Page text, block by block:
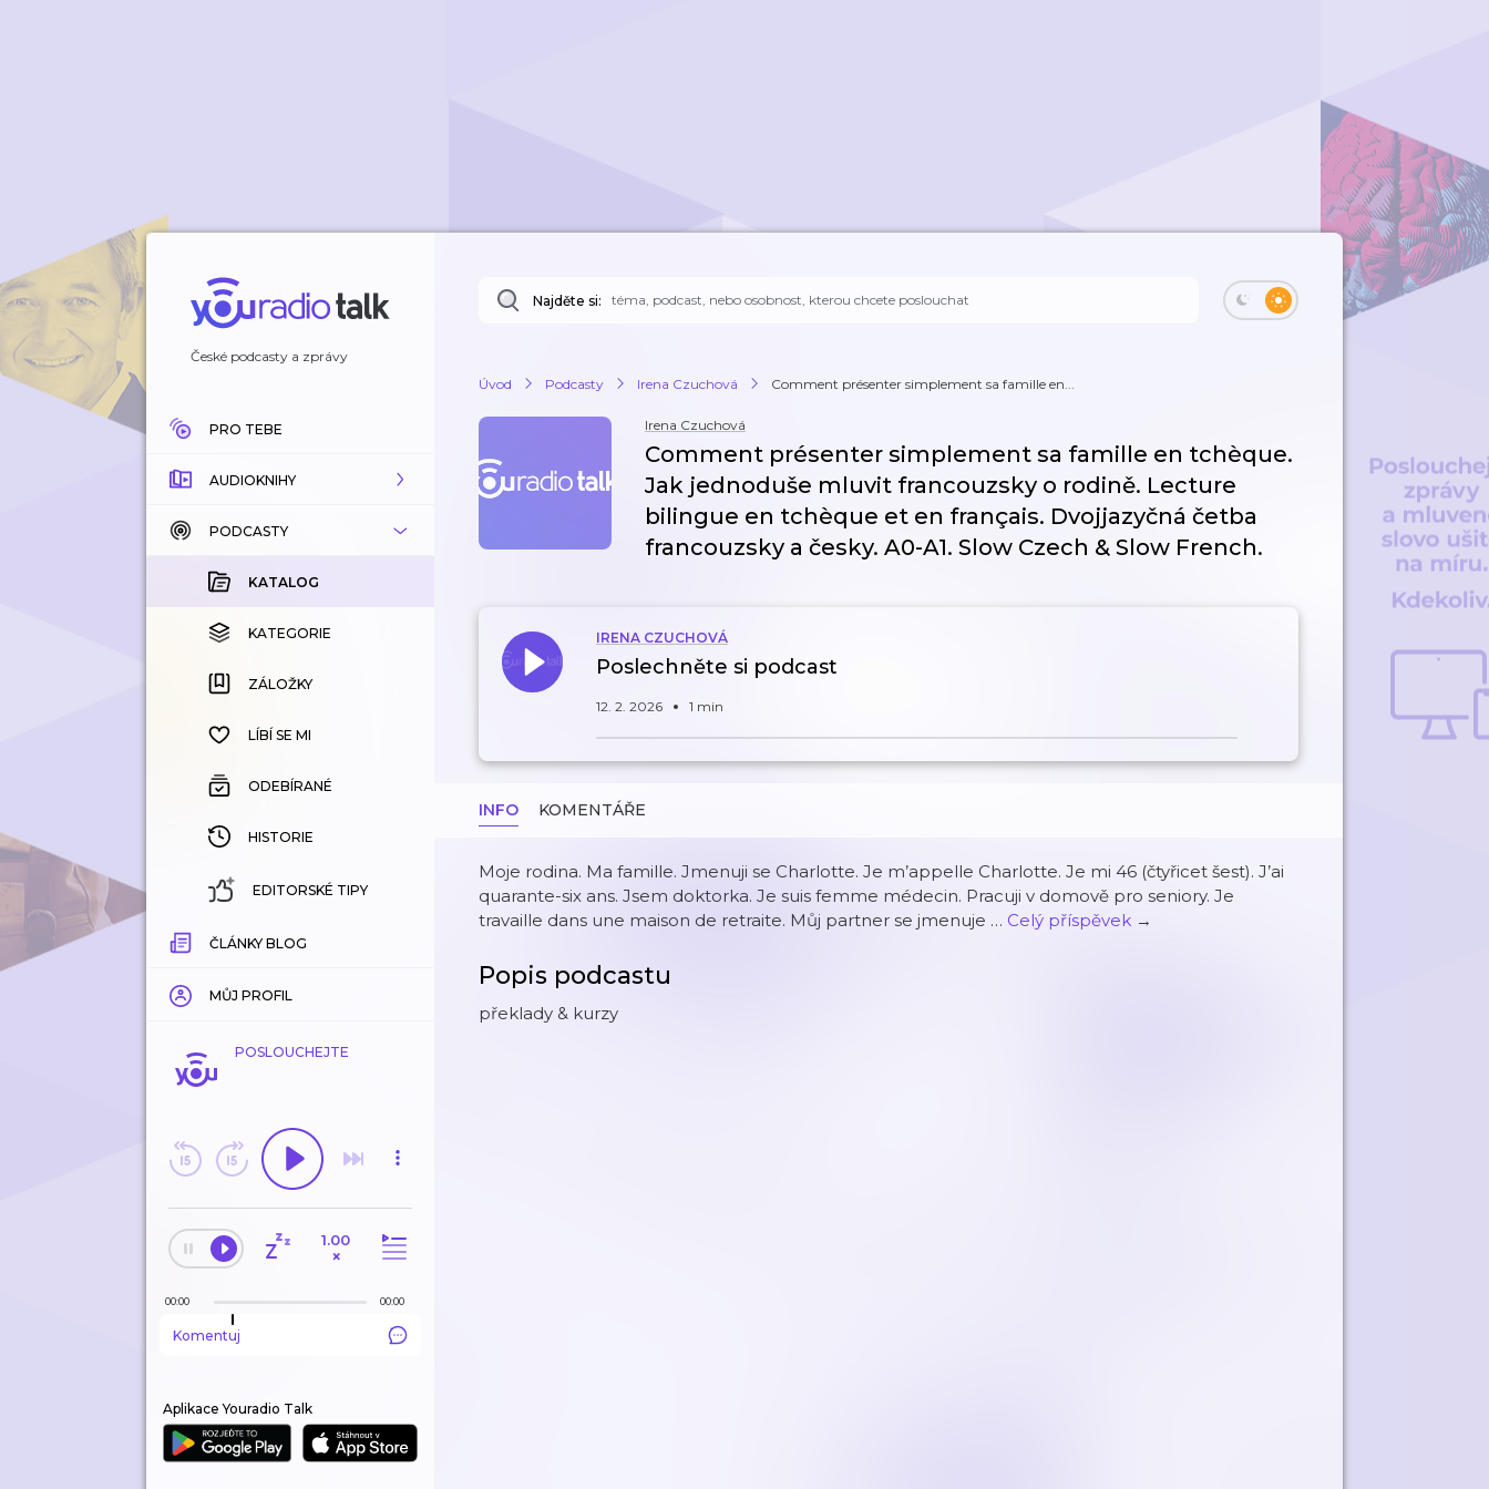
České podcasty a zprávy
PRO TEBE
AUDIOKNIHY
KATALOG
KOUPENÉ
KATEGORIE
ZÁLOŽKY
HISTORIE
PODCASTY
KATALOG
KATEGORIE
ZÁLOŽKY
LÍBÍ SE MI
ODEBÍRANÉ
HISTORIE
EDITORSKÉ TIPY
ČLÁNKY BLOG
MŮJ PROFIL
POSLOUCHEJTE
1.00
×
00:00 00:00
Komentuj
Aplikace Youradio Talk
Najděte si:
Úvod Podcasty Irena Czuchová Comment présenter simplement sa famille en...
Irena Czuchová
Comment présenter simplement sa famille en tchèque.
Jak jednoduše mluvit francouzsky o rodině. Lecture
bilingue en tchèque et en français. Dvojjazyčná četba
francouzsky a česky. A0-A1. Slow Czech & Slow French.
IRENA CZUCHOVÁ
Poslechněte si podcast
12. 2. 2026 1 min
INFO KOMENTÁŘE
Moje rodina. Ma famille. Jmenuji se Charlotte. Je m’appelle Charlotte. Je mi 46 (čtyřicet šest). J’ai
quarante-six ans. Jsem doktorka. Je suis femme médecin. Pracuji v domově pro seniory. Je
travaille dans une maison de retraite. Můj partner se jmenuje … Celý příspěvek →
Popis podcastu
překlady & kurzy